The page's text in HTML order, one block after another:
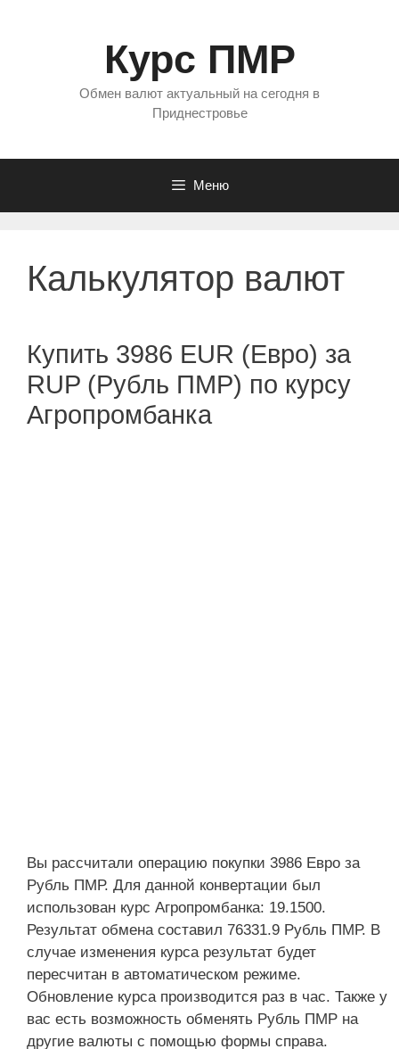
Курс ПМР
Обмен валют актуальный на сегодня в
Приднестровье
Меню
Калькулятор валют
Купить 3986 EUR (Евро) за
RUP (Рубль ПМР) по курсу
Агропромбанка
Вы рассчитали операцию покупки 3986 Евро за
Рубль ПМР. Для данной конвертации был
использован курс Агропромбанка: 19.1500.
Результат обмена составил 76331.9 Рубль ПМР. В
случае изменения курса результат будет
пересчитан в автоматическом режиме.
Обновление курса производится раз в час. Также у
вас есть возможность обменять Рубль ПМР на
другие валюты с помощью формы справа.